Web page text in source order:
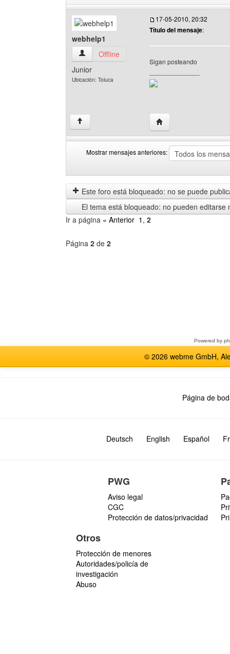
webhelp1
webhelp1 Ver perfil del usuario
Offline
Junior
Ubicación: Toluca
17-05-2010, 20:32
Título del mensaje:
Sigan posteando
↑ Visitar sitio web del
Mostrar mensajes anteriores:
mensajes
anteriores
by
Este foro está bloqueado: no se puede
El tema está bloqueado: no pueden editarse
Ir a página « Anterior 1 , 2
Página 2 de 2
Powered by
© 2026 webme GmbH,
Página de
Deutsch English Español
PWG
Aviso legal
CGC
Protección de datos/privacidad
Otros
Protección de menores
Autoridades/policía de
investigación
Abuso